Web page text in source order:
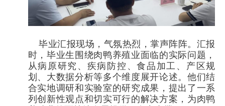
毕业汇报现场，气氛热烈，掌声阵阵。汇报
时，毕业生围绕肉鸭养殖业面临的实际问题，
从病原研究、疾病防控、食品加工、产区规
划、大数据分析等多个维度展开论述。他们结
合实地调研和实验室的研究成果，提出了一系
列创新性观点和切实可行的解决方案，为肉鸭